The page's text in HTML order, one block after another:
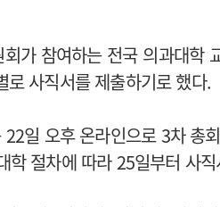
가 참여하는 전국 의과대학
사직서를 제출하기로 했다.
일 오후 온라인으로 3차 총
학 절차에 따라 25일부터 사